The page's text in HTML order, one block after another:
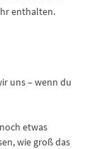
enthalten.
uns – wenn du
etwas
wie groß das